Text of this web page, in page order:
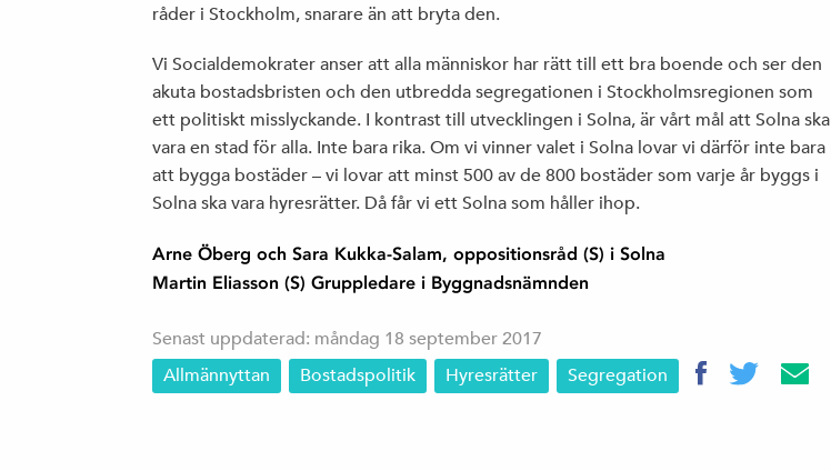
råder i Stockholm, snarare än att bryta den.
Vi Socialdemokrater anser att alla människor har rätt till ett bra boende och ser den
akuta bostadsbristen och den utbredda segregationen i Stockholmsregionen som
ett politiskt misslyckande. I kontrast till utvecklingen i Solna, är vårt mål att Solna ska
vara en stad för alla. Inte bara rika. Om vi vinner valet i Solna lovar vi därför inte bara
att bygga bostäder – vi lovar att minst 500 av de 800 bostäder som varje år byggs i
Solna ska vara hyresrätter. Då får vi ett Solna som håller ihop.
Arne Öberg och Sara Kukka-Salam, oppositionsråd (S) i Solna
Martin Eliasson (S) Gruppledare i Byggnadsnämnden
Senast uppdaterad: måndag 18 september 2017
Allmännyttan
Bostadspolitik Hyresrätter Segregation